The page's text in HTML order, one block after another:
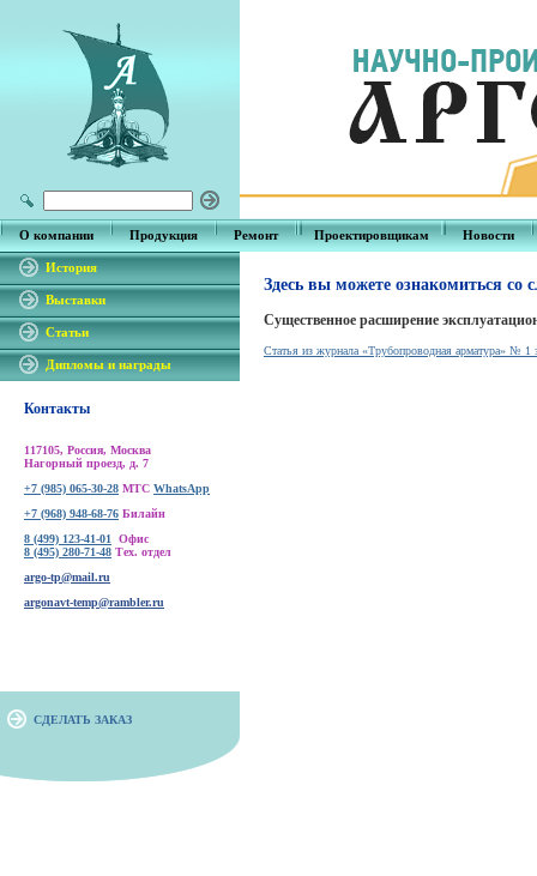
О компании Продукция Ремонт Проектировщикам Новости
История
Выставки
Статьи
Дипломы и награды
Контакты
117105, Россия, Москва
Нагорный проезд, д. 7
+7 (985) 065-30-28 МТС WhatsApp
+7 (968) 948-68-76 Билайн
8 (499) 123-41-01 Офис
8 (495) 280-71-48 Тех. отдел
argo-tp@mail.ru
argonavt-temp@rambler.ru
СДЕЛАТЬ ЗАКАЗ
Здесь вы можете ознакомиться
Существенное расширение
Статья из журнала «Трубопроводная арматура» № 1